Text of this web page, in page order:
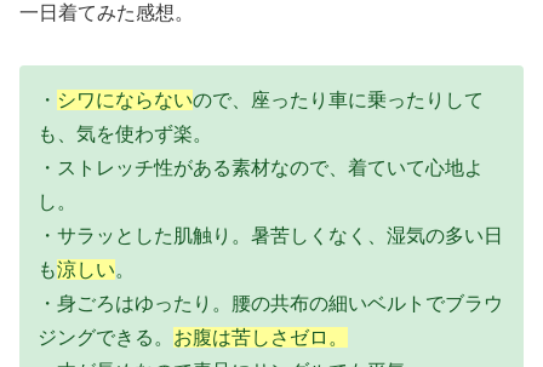
一日着てみた感想。
・ シワにならないので、座ったり車に乗ったりして
も、気を使わず楽。
・ストレッチ性がある素材なので、着ていて心地よ
し。
・サラッとした肌触り。暑苦しくなく、湿気の多い日
も涼しい。
・身ごろはゆったり。腰の共布の細いベルトでブラウ
ジングできる。 お腹は苦しさゼロ。